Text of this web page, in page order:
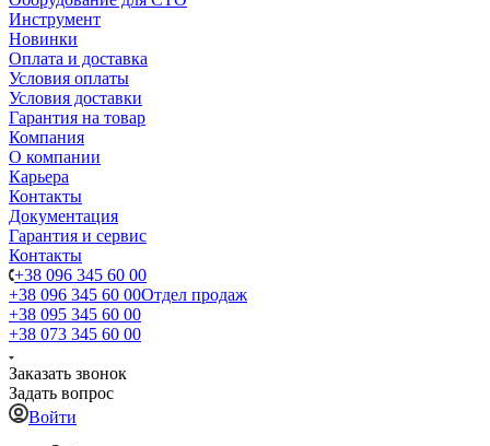
Инструмент
Новинки
Оплата и доставка
Условия оплаты
Условия доставки
Гарантия на товар
Компания
О компании
Карьера
Контакты
Документация
Гарантия и сервис
Контакты
+38 096 345 60 00
+38 096 345 60 00Отдел продаж
+38 095 345 60 00
+38 073 345 60 00
Заказать звонок
Задать вопрос
Войти